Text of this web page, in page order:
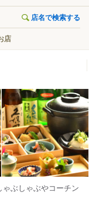
店名で検索する
店
ぶしゃぶやコーチン